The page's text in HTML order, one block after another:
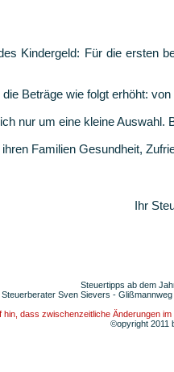
Kindergeld: Für die ersten
Beträge wie folgt erhöht:
nur um eine kleine
Familien Gesundheit,
Ihr
Steuertipps ab dem
Steuerberater Sven Sievers -
dass zwischenzeitliche Änderungen
©opyright 2011